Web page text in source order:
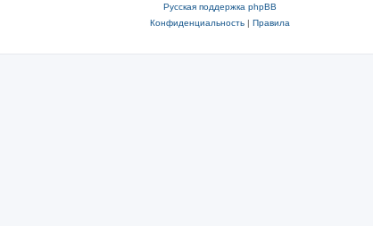
Русская поддержка phpBB
Конфиденциальность| Правила